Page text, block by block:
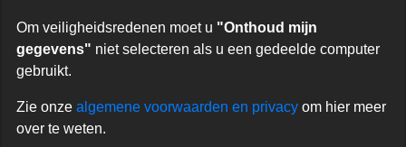
Om veiligheidsredenen moet u "Onthoud mijn
gegevens" niet selecteren als u een gedeelde computer
gebruikt.
Zie onze algemene voorwaarden en privacy om hier meer
over te weten.